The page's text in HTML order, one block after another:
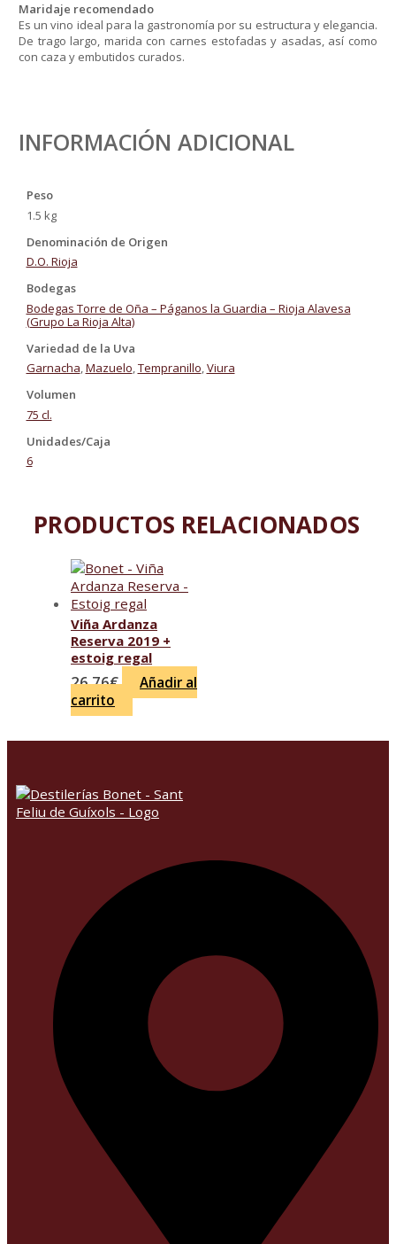
Maridaje recomendado
Es un vino ideal para la gastronomía por su estructura y elegancia.
De trago largo, marida con carnes estofadas y asadas, así como
con caza y embutidos curados.
INFORMACIÓN ADICIONAL
Peso
1.5 kg
Denominación de Origen
D.O. Rioja
Bodegas
Bodegas Torre de Oña – Páganos la Guardia – Rioja Alavesa
(Grupo La Rioja Alta)
Variedad de la Uva
Garnacha,Mazuelo,Tempranillo,Viura
Volumen
75 cl.
Unidades/Caja
6
PRODUCTOS RELACIONADOS
Viña Ardanza
Reserva 2019 +
estoig regal
26.76€
Añadir al
carrito